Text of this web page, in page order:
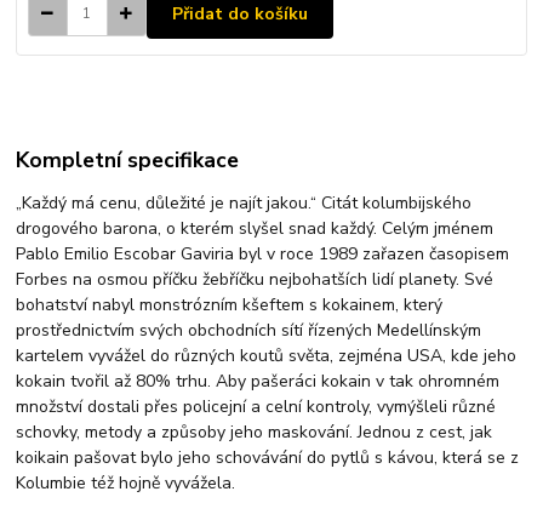
Přidat do košíku
Kompletní specifikace
„Každý má cenu, důležité je najít jakou.“ Citát kolumbijského
drogového barona, o kterém slyšel snad každý. Celým jménem
Pablo Emilio Escobar Gaviria byl v roce 1989 zařazen časopisem
Forbes na osmou příčku žebříčku nejbohatších lidí planety. Své
bohatství nabyl monstrózním kšeftem s kokainem, který
prostřednictvím svých obchodních sítí řízených Medellínským
kartelem vyvážel do různých koutů světa, zejména USA, kde jeho
kokain tvořil až 80% trhu. Aby pašeráci kokain v tak ohromném
množství dostali přes policejní a celní kontroly, vymýšleli různé
schovky, metody a způsoby jeho maskování. Jednou z cest, jak
koikain pašovat bylo jeho schovávání do pytlů s kávou, která se z
Kolumbie též hojně vyvážela.